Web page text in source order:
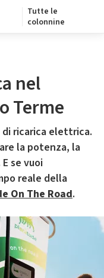
Tutte le
colonnine
nel
Terme
ricarica elettrica.
la potenza, la
se vuoi
reale della
On The Road.